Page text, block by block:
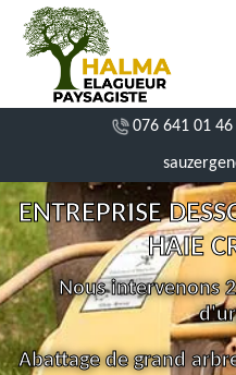
076 641 01 46
ENTREPRISE
HAIE
Nous intervenons
Abattage de grand